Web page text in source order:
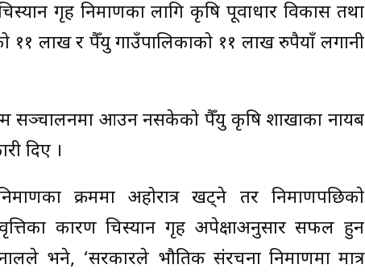
गृह निर्माणका लागि कृषि पूर्वाधार विकास तथा
११ लाख र पैँयु गाउँपालिकाको ११ लाख रुपैयाँ लगानी
सञ्चालनमा आउन नसकेको पैँयु कृषि शाखाका नायब
दिए ।
क्रममा अहोरात्र खट्ने तर निर्माणपछिकाे
कारण चिस्यान गृह अपेक्षाअनुसार सफल हुन
भने, ‘सरकारले भौतिक संरचना निर्माणमा मात्र